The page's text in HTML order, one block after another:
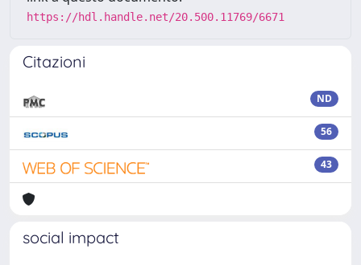
https://hdl.handle.net/20.500.11769/6671
Citazioni
ND
56
43
social impact